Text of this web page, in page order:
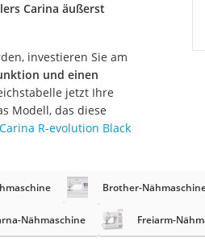
Carina äußerst
investieren Sie am
und einen
jetzt Ihre
Modell, das diese
Carina R-evolution Black
Brother-
Nähmaschine Freiarm-